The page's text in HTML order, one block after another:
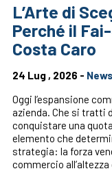
L’Arte di
Perché il
Costa Caro
24 Lug , 2026 - News
Oggi l’espansione
azienda. Che si tratti
conquistare una
elemento che
strategia: la forza
commercio